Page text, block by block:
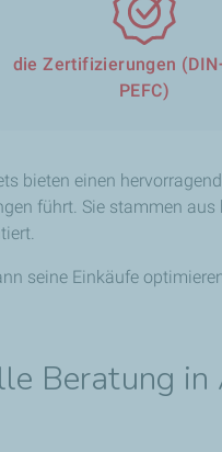
die Zertifizierungen
PEFC)
bieten einen
führt. Sie stammen
seine Einkäufe
Beratung in